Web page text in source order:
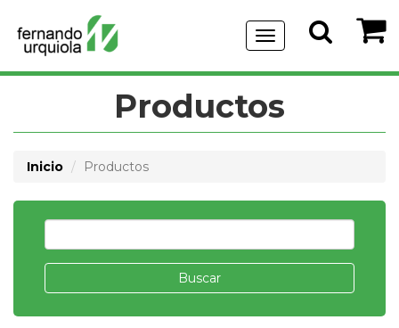
Menu
de
Navegación
Productos
Inicio Productos
Buscar